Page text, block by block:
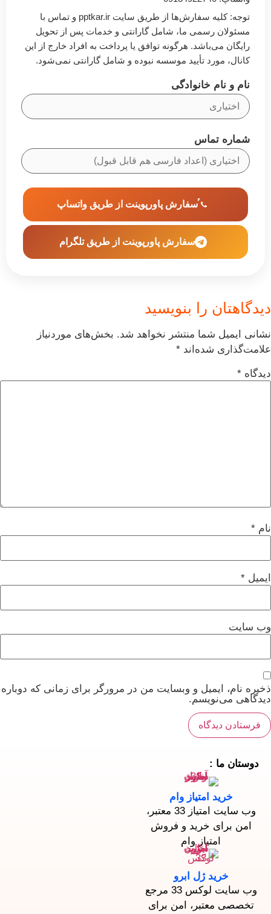
توجه: کلیه سفارش‌ها از طریق سایت pptkar.ir و تماس با
مسئولان رسمی ما، شامل گارانتی و خدمات پس از تحویل
رایگان می‌باشد. هرگونه توافق یا پرداخت به افراد خارج از این
کانال، مورد تأیید موسسه نبوده و شامل گارانتی نمی‌شود.
نام و نام خانوادگی
شماره تماس
سفارش پاورپوینت از طریق واتساپ
سفارش پاورپوینت از طریق تلگرام
دیدگاهتان را بنویسید
نشانی ایمیل شما منتشر نخواهد شد. بخش‌های موردنیاز
علامت‌گذاری شده‌اند *
دیدگاه *
نام *
ایمیل *
وب‌ سایت
ذخیره نام، ایمیل و وبسایت من در مرورگر برای زمانی که دوباره
دیدگاهی می‌نویسم.
دوستان ما :
خرید امتیاز وام
وب سایت امتیاز 33 معتبر،
امن برای خرید و فروش
امتیاز وام
خرید ژل ابرو
وب سایت لوکس 33 مرجع
تخصصی معتبر، امن برای